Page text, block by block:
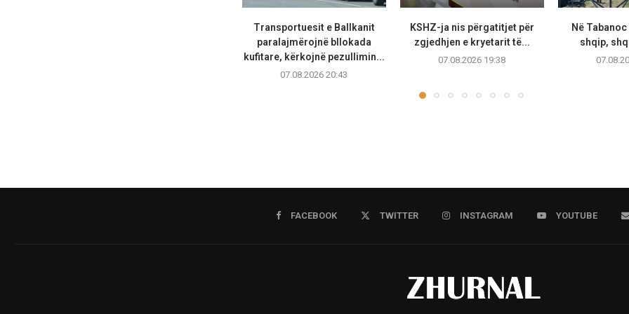
Transportuesit e Ballkanit
paralajmërojnë bllokada
kufitare, kërkojnë pezullimin...
07.08.2026 20:43
KSHZ-ja nis përgatitjet për
zgjedhjen e kryetarit të...
07.08.2026 19:38
Në
shqip,
FACEBOOK TWITTER INSTAGRAM YOUTUBE